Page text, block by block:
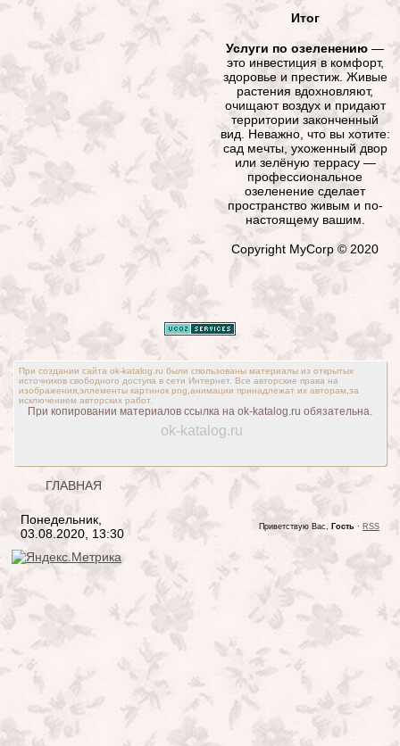
Итог
Услуги по озеленению —
это инвестиция в комфорт,
здоровье и престиж. Живые
растения вдохновляют,
очищают воздух и придают
территории законченный
вид. Неважно, что вы хотите:
сад мечты, ухоженный двор
или зелёную террасу —
профессиональное
озеленение сделает
пространство живым и по-
настоящему вашим.
Copyright MyCorp © 2020
При создании сайта ok-katalog.ru были спользованы материалы из открытых
источников свободного доступа в сети Интернет. Все авторские права на
изображения,эллементы картинок png,анимации принадлежат их авторам,за
исключением авторских работ.
При копировании материалов ссылка на ok-katalog.ru обязательна.
ok-katalog.ru
ГЛАВНАЯ
Понедельник,
03.08.2020, 13:30
Приветствую Вас, Гость · RSS